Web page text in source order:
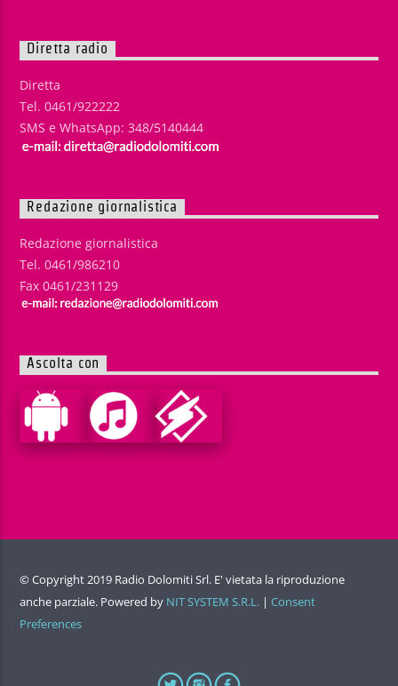
Diretta radio
Diretta
Tel. 0461/922222
SMS e WhatsApp: 348/5140444
Redazione giornalistica
Redazione giornalistica
Tel. 0461/986210
Fax 0461/231129
Ascolta con
© Copyright 2019 Radio Dolomiti Srl. E' vietata la riproduzione
anche parziale. Powered by NIT SYSTEM S.R.L. | Consent
Preferences